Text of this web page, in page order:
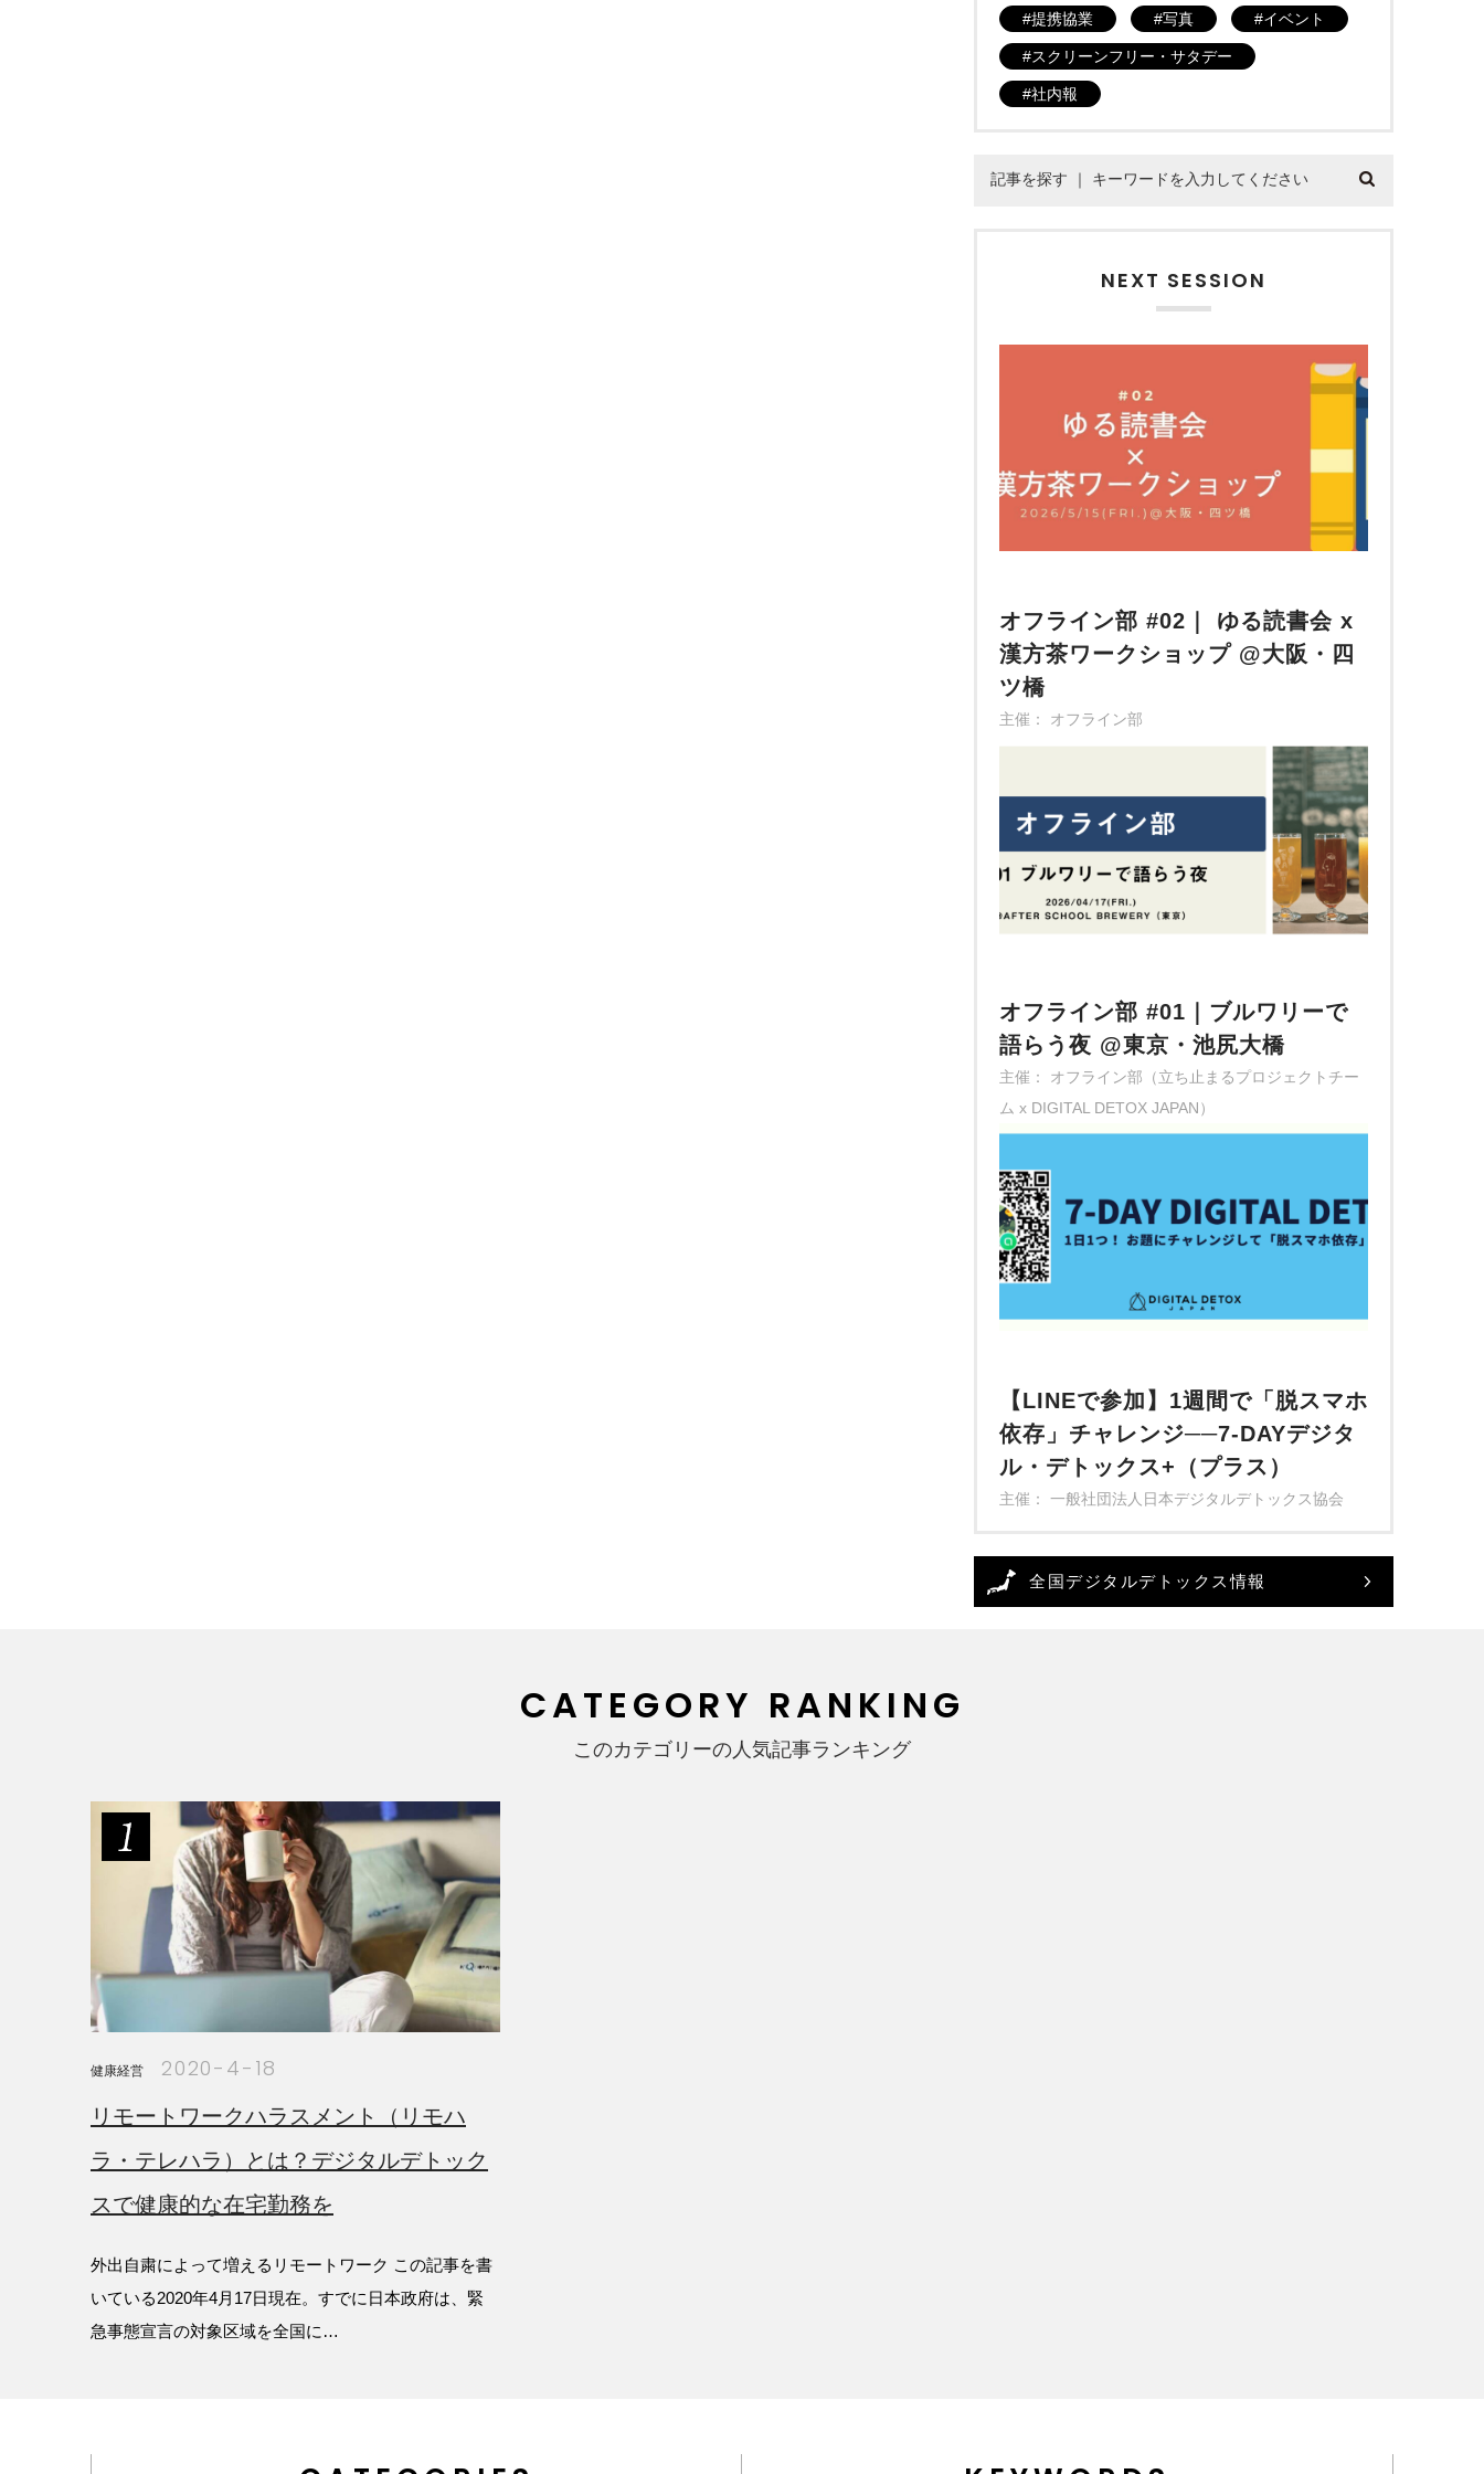
提携協業 写真 イベント
スクリーンフリー・サタデー
社内報
NEXT SESSION
オフライン部 #02｜ ゆる読書会 x
漢方茶ワークショップ @大阪・四
ツ橋
主催： オフライン部
オフライン部 #01｜ブルワリーで
語らう夜 @東京・池尻大橋
主催： オフライン部（立ち止まるプロジェクトチー
ム x DIGITAL DETOX JAPAN）
【LINEで参加】1週間で「脱スマホ
依存」チャレンジ──7-DAYデジタ
ル・デトックス+（プラス）
主催： 一般社団法人日本デジタルデトックス協会
全国デジタルデトックス情報
CATEGORY RANKING
このカテゴリーの人気記事ランキング
健康経営 2020-4-18
リモートワークハラスメント（リモハ
ラ・テレハラ）とは？デジタルデトック
スで健康的な在宅勤務を
外出自粛によって増えるリモートワーク この記事を書
いている2020年4月17日現在。すでに日本政府は、緊
急事態宣言の対象区域を全国に…